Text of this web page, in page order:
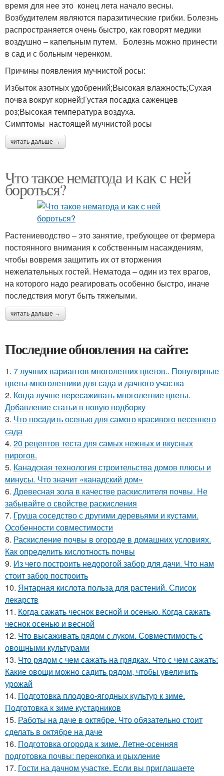
время для нее это конец лета начало весны.
Возбудителем являются паразитические грибки. Болезнь
распространяется очень быстро, как говорят медики
воздушно – капельным путем. Болезнь можно принести
в сад и с больным черенком.
Причины появления мучнистой росы:
Избыток азотных удобрений;Высокая влажность;Сухая
почва вокруг корней;Густая посадка саженцев
роз;Высокая температура воздуха.
Симптомы настоящей мучнистой росы
читать дальше →
Что такое нематода и как с ней
бороться?
Растениеводство – это занятие, требующее от фермера
постоянного внимания к собственным насаждениям,
чтобы вовремя защитить их от вторжения
нежелательных гостей. Нематода – один из тех врагов,
на которого надо реагировать особенно быстро, иначе
последствия могут быть тяжелыми.
читать дальше →
Последние обновления на сайте:
1. 7 лучших вариантов многолетних цветов.. Популярные
цветы-многолетники для сада и дачного участка
2. Когда лучше пересаживать многолетние цветы.
Добавление статьи в новую подборку
3. Что посадить осенью для самого красивого весеннего
сада
4. 20 рецептов теста для самых нежных и вкусных
пирогов.
5. Канадская технология строительства домов плюсы и
минусы. Что значит «канадский дом»
6. Древесная зола в качестве раскислителя почвы. Не
забывайте о свойстве раскисления
7. Груша соседство с другими деревьями и кустами.
Особенности совместимости
8. Раскисление почвы в огороде в домашних условиях.
Как определить кислотность почвы
9. Из чего построить недорогой забор для дачи. Что нам
стоит забор построить
10. Янтарная кислота польза для растений. Список
лекарств
11. Когда сажать чеснок весной и осенью. Когда сажать
чеснок осенью и весной
12. Что высаживать рядом с луком. Совместимость с
овощными культурами
13. Что рядом с чем сажать на грядках. Что с чем сажать:
Какие овощи можно садить рядом, чтобы увеличить
урожай
14. Подготовка плодово-ягодных культур к зиме.
Подготовка к зиме кустарников
15. Работы на даче в октябре. Что обязательно стоит
сделать в октябре на даче
16. Подготовка огорода к зиме. Летне-осенняя
подготовка почвы: перекопка и рыхление
17. Гости на дачном участке. Если вы приглашаете